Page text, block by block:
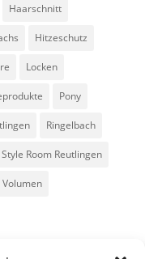
Haarschnitt
Hitzeschutz
Locken
Pony
Ringelbach
Style Room Reutlingen
Volumen